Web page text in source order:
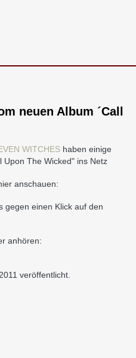
neuen Album ´Call
WITCHES haben einige
Upon The Wicked" ins Netz
anschauen:
gegen einen Klick auf den
anhören:
veröffentlicht.